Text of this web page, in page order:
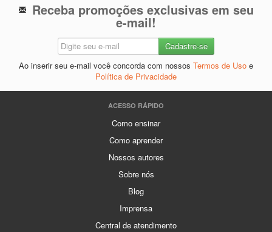
Receba promoções exclusivas em seu
e-mail!
Ao inserir seu e-mail você concorda com nossos Termos de Uso e
Política de Privacidade
ACESSO RÁPIDO
Como ensinar
Como aprender
Nossos autores
Sobre nós
Blog
Imprensa
Central de atendimento